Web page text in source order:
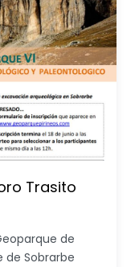
Trasito
de
Sobrarbe